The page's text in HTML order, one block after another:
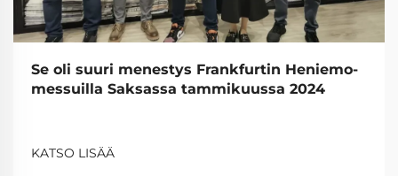
Se oli suuri menestys Frankfurtin Heniemo-
messuilla Saksassa tammikuussa 2024
KATSO LISÄÄ